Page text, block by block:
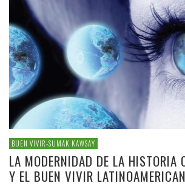
BUEN VIVIR-SUMAK KAWSAY
LA MODERNIDAD DE LA HISTORIA
Y EL BUEN VIVIR